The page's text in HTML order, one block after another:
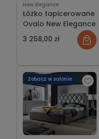
New Elegance
Łóżko tapicerowane
Ovalo New Elegance
3 258,00 zł
Zobacz w salonie